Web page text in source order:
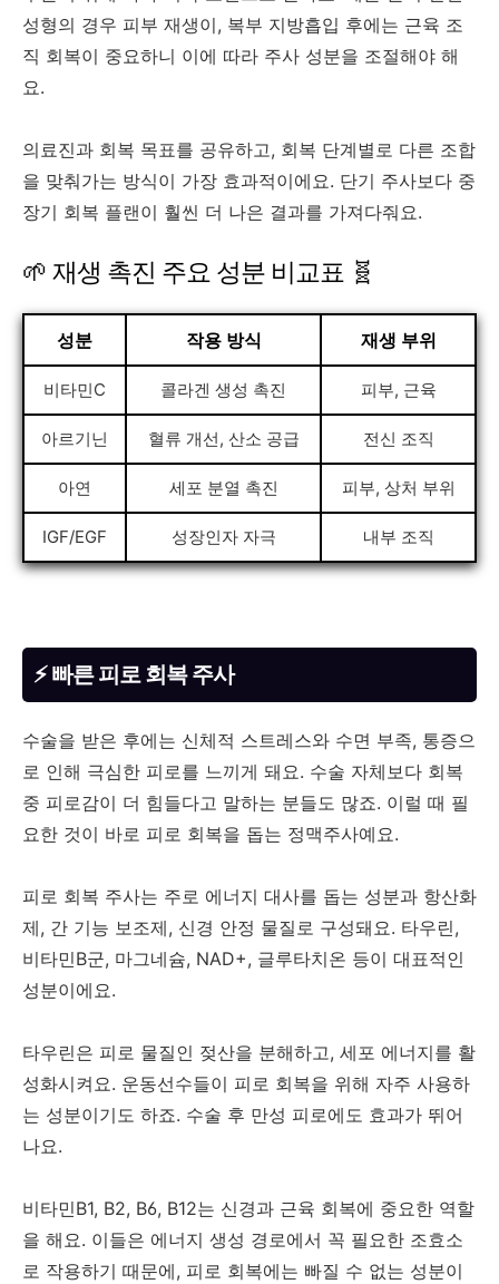
성형의 경우 피부 재생이, 복부 지방흡입 후에는 근육 조
직 회복이 중요하니 이에 따라 주사 성분을 조절해야 해
요.
의료진과 회복 목표를 공유하고, 회복 단계별로 다른 조합
을 맞춰가는 방식이 가장 효과적이에요. 단기 주사보다 중
장기 회복 플랜이 훨씬 더 나은 결과를 가져다줘요.
🌱 재생 촉진 주요 성분 비교표 🧬
성분 작용 방식 재생 부위
비타민C 콜라겐 생성 촉진 피부, 근육
아르기닌 혈류 개선, 산소 공급 전신 조직
아연 세포 분열 촉진 피부, 상처 부위
IGF/EGF 성장인자 자극 내부 조직
⚡ 빠른 피로 회복 주사
수술을 받은 후에는 신체적 스트레스와 수면 부족, 통증으
로 인해 극심한 피로를 느끼게 돼요. 수술 자체보다 회복
중 피로감이 더 힘들다고 말하는 분들도 많죠. 이럴 때 필
요한 것이 바로 피로 회복을 돕는 정맥주사예요.
피로 회복 주사는 주로 에너지 대사를 돕는 성분과 항산화
제, 간 기능 보조제, 신경 안정 물질로 구성돼요. 타우린,
비타민B군, 마그네슘, NAD+, 글루타치온 등이 대표적인
성분이에요.
타우린은 피로 물질인 젖산을 분해하고, 세포 에너지를 활
성화시켜요. 운동선수들이 피로 회복을 위해 자주 사용하
는 성분이기도 하죠. 수술 후 만성 피로에도 효과가 뛰어
나요.
비타민B1, B2, B6, B12는 신경과 근육 회복에 중요한 역할
을 해요. 이들은 에너지 생성 경로에서 꼭 필요한 조효소
로 작용하기 때문에, 피로 회복에는 빠질 수 없는 성분이